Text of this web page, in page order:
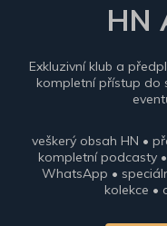
HN
Exkluzivní klub a
kompletní přístup do
veškerý obsah HN •
kompletní podcasty
WhatsApp •
kolekce •